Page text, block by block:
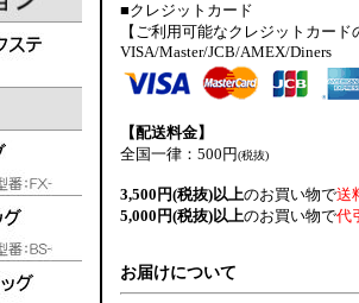
■クレジットカード
【ご利用可能なクレジットカード
VISA/Master/JCB/AMEX/Diners
【配送料金】
全国一律：500円(税抜)
3,500円(税抜)以上のお買い物で送
5,000円(税抜)以上のお買い物で代
お届けについて